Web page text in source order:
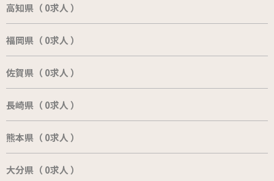
高知県（ 0求人 ）
福岡県（ 0求人 ）
佐賀県（ 0求人 ）
長崎県（ 0求人 ）
熊本県（ 0求人 ）
大分県（ 0求人 ）